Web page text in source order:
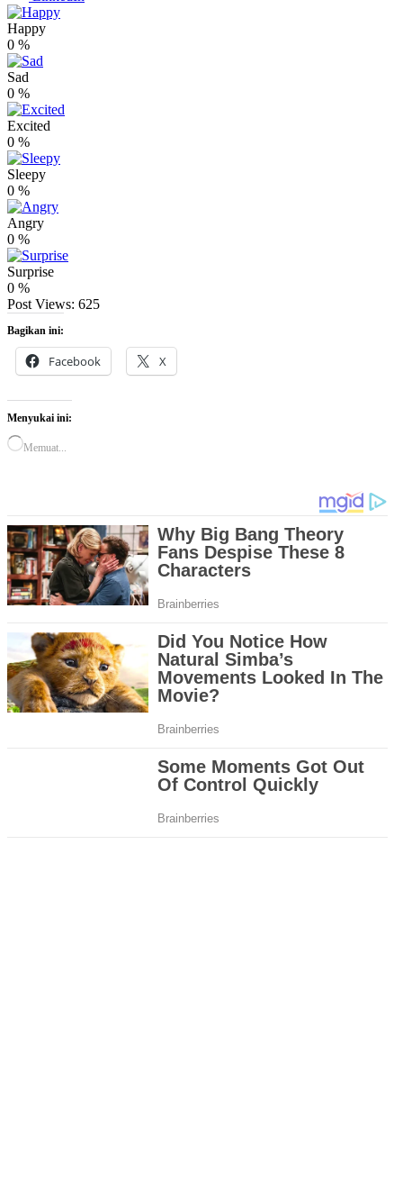
Happy
0 %
Sad
0 %
Excited
0 %
Sleepy
0 %
Angry
0 %
Surprise
0 %
Post Views: 625
Bagikan ini:
Facebook X
Menyukai ini:
Memuat...